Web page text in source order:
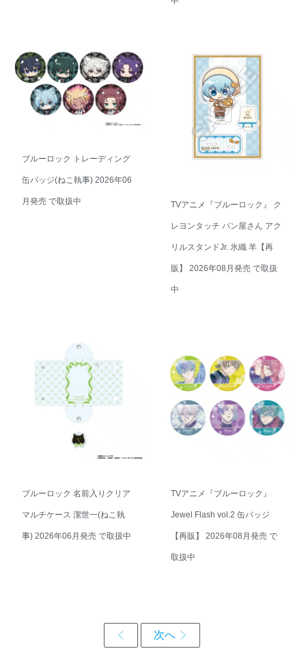
ブルーロック トレーディング
缶バッジ(ねこ執事) 2026年06
月発売 で取扱中 TVアニメ『ブルーロック』 ク
レヨンタッチ パン屋さん アク
リルスタンドJr. 氷織 羊【再
販】 2026年08月発売 で取扱
中
ブルーロック 名前入りクリア
マルチケース 潔世一(ねこ執
事) 2026年06月発売 で取扱中
TVアニメ『ブルーロック』
Jewel Flash vol.2 缶バッジ
【再販】 2026年08月発売 で
取扱中